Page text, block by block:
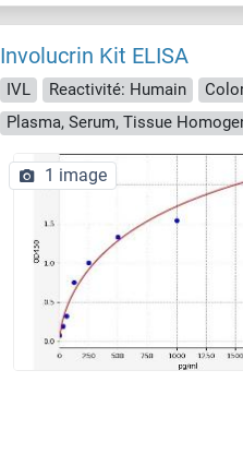
Involucrin Kit ELISA
IVL Reactivité: Humain
Plasma, Serum, Tissue
1 image